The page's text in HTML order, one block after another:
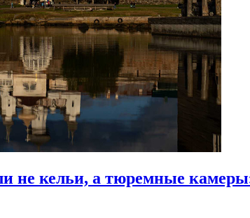
не кельи, а тюремные